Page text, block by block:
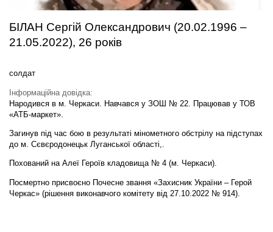
БІЛАН Сергій Олександрович (20.02.1996 –
21.05.2022), 26 років
солдат
Інформаційна довідка:
Народився в м. Черкаси. Навчався у ЗОШ № 22. Працював у ТОВ
«АТБ-маркет».
Загинув під час бою в результаті мінометного обстрілу на підступах
до м. Сєвєродонецьк Луганської області,.
Похований на Алеї Героїв кладовища № 4 (м. Черкаси).
Посмертно присвоєно Почесне звання «Захисник України – Герой
Черкас» (рішення виконавчого комітету від 27.10.2022 № 914).